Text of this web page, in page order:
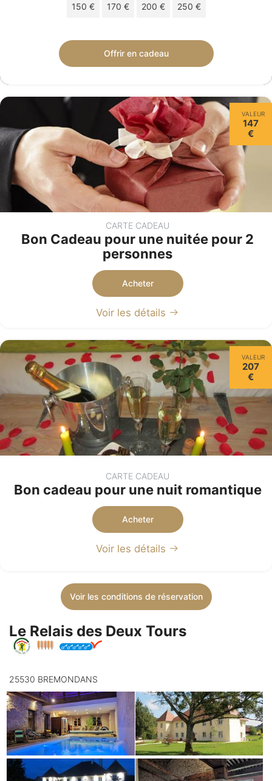
150 € 170 € 200 € 250 €
Offrir en cadeau
VALEUR
147
€
CARTE CADEAU
Bon Cadeau pour une nuitée pour 2
personnes
Acheter
Voir les détails
VALEUR
207
€
CARTE CADEAU
Bon cadeau pour une nuit romantique
Acheter
Voir les détails
Voir les conditions de réservation
Le Relais des Deux Tours
25530 BREMONDANS